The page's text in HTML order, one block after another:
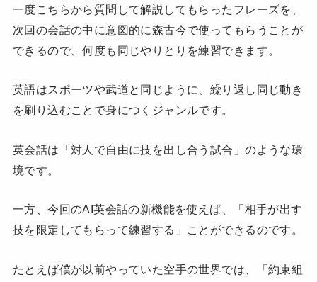
一度こちらから質問して解説してもらったフレーズを、
次回の会話の中に意図的に森古今で使ってもらうことが
できるので、何度も同じやりとりを練習できます。
英語はスポーツや武道と同じように、繰り返し同じ動き
を刷り込むことで身につくジャンルです。
英会話は「対人で自由に技を出し合う試合」のような環
境です。
一方、今回のAI英会話の新機能を使えば、「相手が出す
技を限定してもらって練習する」ことができるのです。
たとえば僕が以前やっていた空手の世界では、「約束組